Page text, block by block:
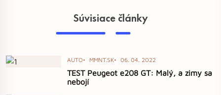
Súvisiace články
AUTO MMNT.SK 06. 04. 2022
TEST Peugeot e208 GT: Malý, a zimy sa
nebojí